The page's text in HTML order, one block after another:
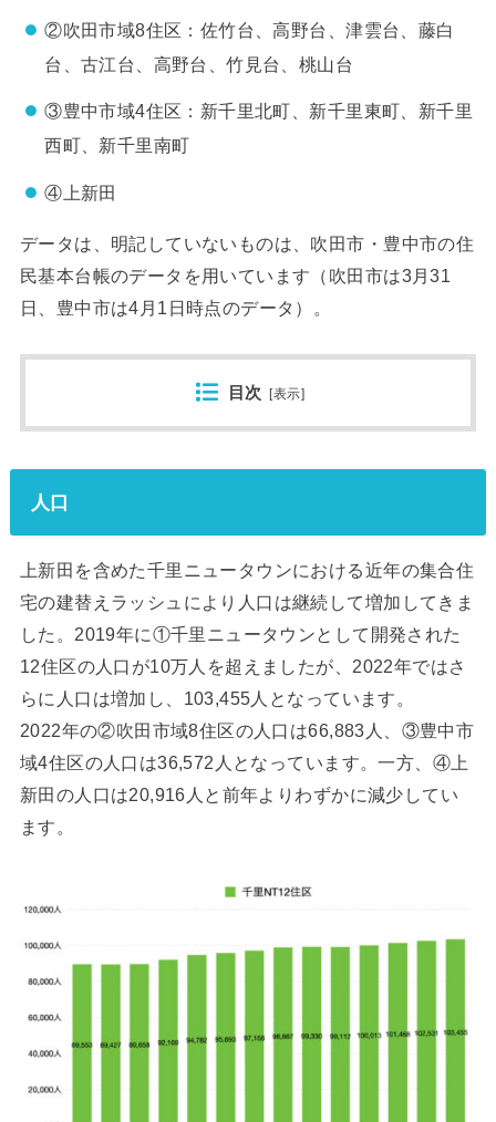
②吹田市域8住区：佐竹台、高野台、津雲台、藤白
台、古江台、高野台、竹見台、桃山台
③豊中市域4住区：新千里北町、新千里東町、新千里
西町、新千里南町
④上新田
データは、明記していないものは、吹田市・豊中市の住
民基本台帳のデータを用いています（吹田市は3月31
日、豊中市は4月1日時点のデータ）。
目次 [表示]
人口
上新田を含めた千里ニュータウンにおける近年の集合住
宅の建替えラッシュにより人口は継続して増加してきま
した。2019年に①千里ニュータウンとして開発された
12住区の人口が10万人を超えましたが、2022年ではさ
らに人口は増加し、103,455人となっています。
2022年の②吹田市域8住区の人口は66,883人、③豊中市
域4住区の人口は36,572人となっています。一方、④上
新田の人口は20,916人と前年よりわずかに減少してい
ます。